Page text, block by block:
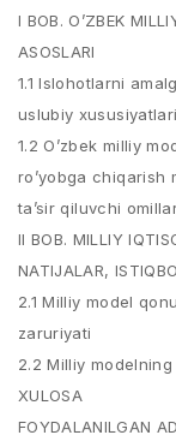
I BOB. O’ZBEK
ASOSLARI
1.1 Islohotlarni
uslubiy
1.2 O’zbek milliy
ro’yobga chiqarish
ta’sir qiluvchi
II BOB. MILLIY
NATIJALAR,
2.1 Milliy model
zaruriyati
2.2 Milliy
XULOSA
FOYDALANILGAN